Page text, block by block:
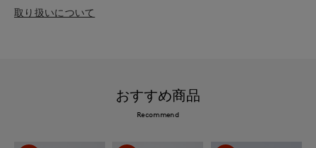
取り扱いについて
おすすめ商品
Recommend